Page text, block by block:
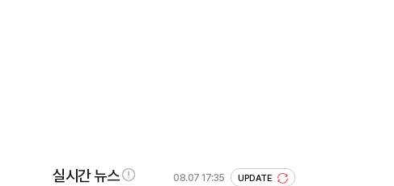
실시간 뉴스 08.07 17:35 UPDATE